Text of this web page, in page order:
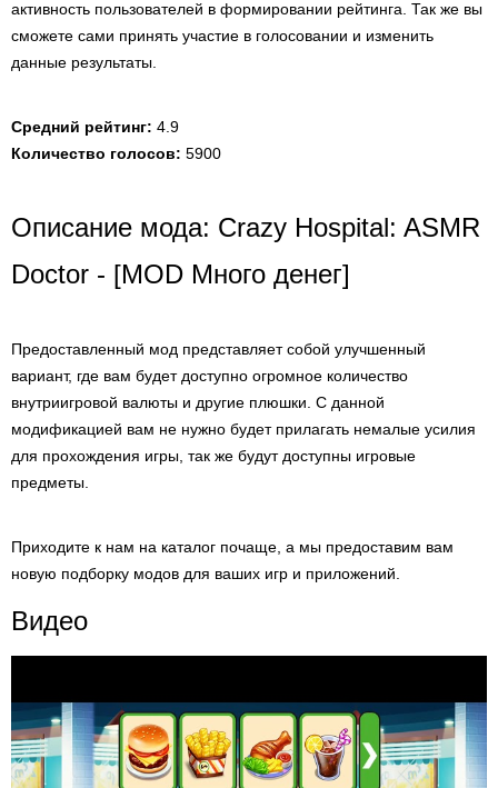
активность пользователей в формировании рейтинга. Так же вы
сможете сами принять участие в голосовании и изменить
данные результаты.
Средний рейтинг: 4.9
Количество голосов: 5900
Описание мода: Crazy Hospital: ASMR
Doctor - [MOD Много денег]
Предоставленный мод представляет собой улучшенный
вариант, где вам будет доступно огромное количество
внутриигровой валюты и другие плюшки. С данной
модификацией вам не нужно будет прилагать немалые усилия
для прохождения игры, так же будут доступны игровые
предметы.
Приходите к нам на каталог почаще, а мы предоставим вам
новую подборку модов для ваших игр и приложений.
Видео